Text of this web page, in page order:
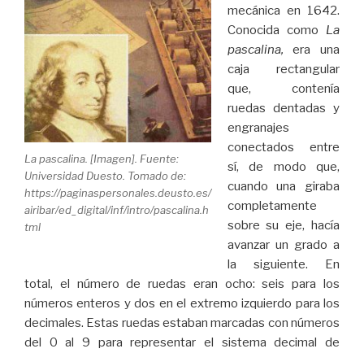
La pascalina. [Imagen]. Fuente:
Universidad Duesto. Tomado de:
https://paginaspersonales.deusto.es/
airibar/ed_digital/inf/intro/pascalina.h
tml
mecánica en 1642.
Conocida como La
pascalina,era una
caja rectangular
que, contenía
ruedas dentadas y
engranajes
conectados entre
sí, de modo que,
cuando una giraba
completamente
sobre su eje, hacía
avanzar un grado a
la siguiente. En
total, el número de ruedas eran ocho: seis para los
números enteros y dos en el extremo izquierdo para los
decimales. Estas ruedas estaban marcadas con números
del 0 al 9 para representar el sistema decimal de